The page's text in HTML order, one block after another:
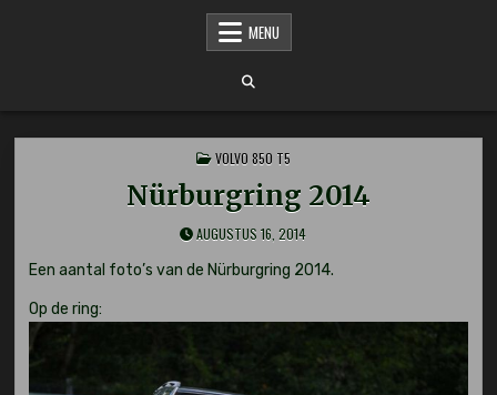
MENU
POSTED
IN
VOLVO 850 T5
Nürburgring 2014
AUGUSTUS 16, 2014
Een aantal foto’s van de Nürburgring 2014.
Op de ring: